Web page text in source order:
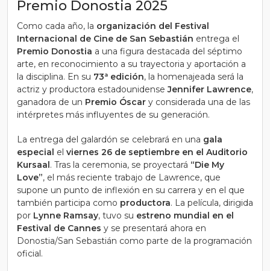
Premio Donostia 2025
Como cada año, la organización del Festival
Internacional de Cine de San Sebastián entrega el
Premio Donostia a una figura destacada del séptimo
arte, en reconocimiento a su trayectoria y aportación a
la disciplina. En su 73ª edición, la homenajeada será la
actriz y productora estadounidenseJennifer Lawrence,
ganadora de un Premio Óscar y considerada una de las
intérpretes más influyentes de su generación.
La entrega del galardón se celebrará en una gala
especial el viernes 26 de septiembre en el Auditorio
Kursaal. Tras la ceremonia, se proyectará “Die My
Love”, el más reciente trabajo de Lawrence, que
supone un punto de inflexión en su carrera y en el que
también participa como productora. La película, dirigida
por Lynne Ramsay, tuvo su estreno mundial en el
Festival de Cannes y se presentará ahora en
Donostia/San Sebastián como parte de la programación
oficial.